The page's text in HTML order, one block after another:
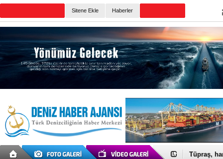
Sitene Ekle Haberler
Anadolu
Tüpraş,